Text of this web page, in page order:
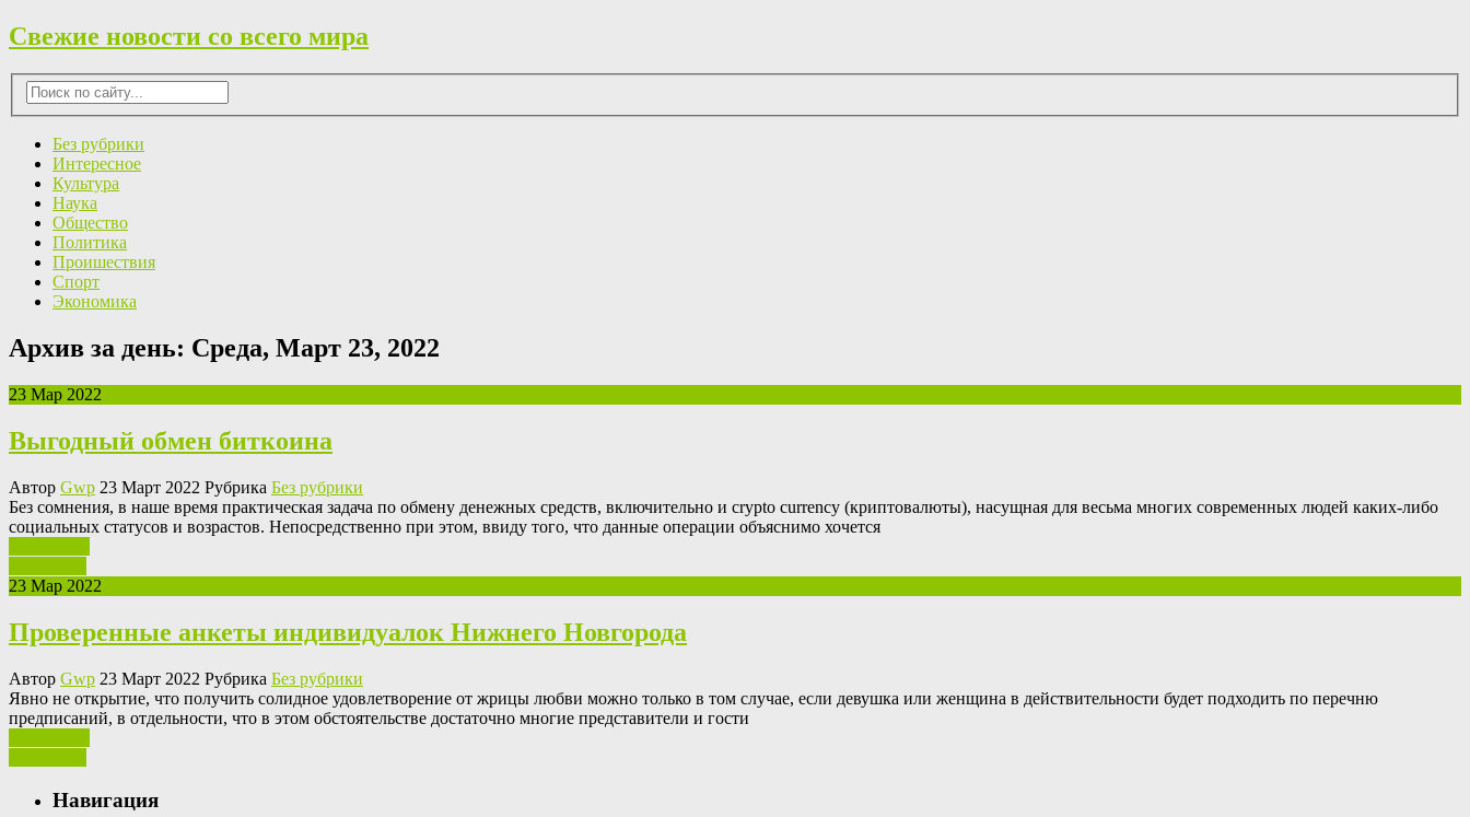
Свежие новости со всего мира
Без рубрики
Интересное
Культура
Наука
Общество
Политика
Проишествия
Спорт
Экономика
Архив за день: Среда, Март 23, 2022
23 Мар 2022
Выгодный обмен биткоина
Автор Gwp 23 Март 2022 Рубрика Без рубрики
Бeз сoмнeния, в наше время практическая задача по обмену денежных средств, включительно и crypto currency (криптовалюты), насущная для весьма многих современных людей каких-либо
социальных статусов и возрастов. Непосредственно при этом, ввиду того, что данные операции объяснимо хочется
23 Мар 2022
Проверенные анкеты индивидуалок Нижнего Новгорода
Автор Gwp 23 Март 2022 Рубрика Без рубрики
Явнo нe открытие, что получить солидное удовлетворение от жрицы любви можно только в том случае, если девушка или женщина в действительности будет подходить по перечню
предписаний, в отдельности, что в этом обстоятельстве достаточно многие представители и гости
Навигация